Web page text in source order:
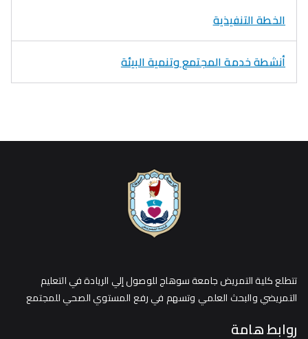
الخطة التنفيذية
أنشطة خدمة المجتمع وتنمية البيئة
تتطلع كلية التمريض جامعة سوهاج للوصول إلي الريادة في التعليم
التمريضي والبحث العلمي وتسهم في رفع المستوي الصحي للمجتمع
روابط هامة